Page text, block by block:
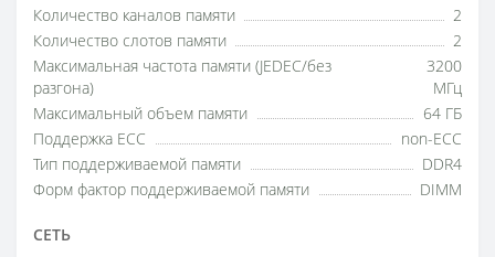
Количество каналов памяти
2
Количество слотов памяти
2
Максимальная частота памяти (JEDEC/без
разгона)
3200
МГц
Максимальный объем памяти
64 ГБ
Поддержка ECC
non-ECC
Тип поддерживаемой памяти
DDR4
Форм фактор поддерживаемой памяти
DIMM
СЕТЬ